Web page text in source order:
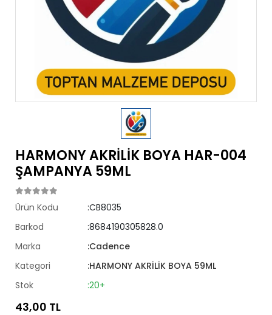
HARMONY AKRİLİK BOYA HAR-004
ŞAMPANYA 59ML
Ürün Kodu
:CB8035
Barkod
:8684190305828.0
Marka
:Cadence
Kategori
:HARMONY AKRİLİK BOYA 59ML
Stok
:20+
43,00 TL